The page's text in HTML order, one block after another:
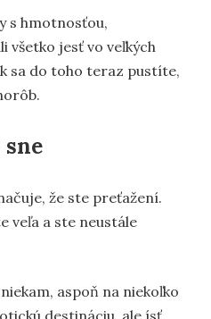
s hmotnosťou,
všetko jesť vo veľkých
sa do toho teraz pustíte,
že ste preťažení.
veľa a ste neustále
aspoň na niekoľko